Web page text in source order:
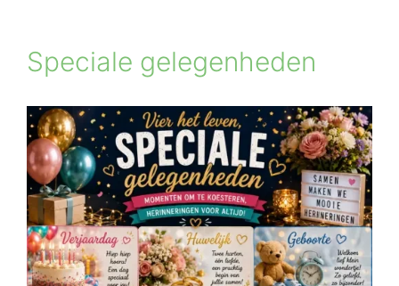
Speciale gelegenheden